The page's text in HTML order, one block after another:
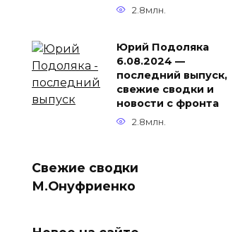
2.8млн.
Юрий Подоляка
6.08.2024 —
последний выпуск,
свежие сводки и
новости с фронта
2.8млн.
Свежие сводки
М.Онуфриенко